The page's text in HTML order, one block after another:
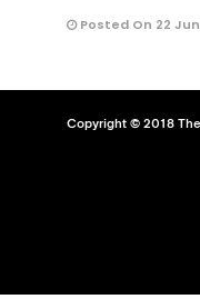
Posted On 22
Copyright © 2018